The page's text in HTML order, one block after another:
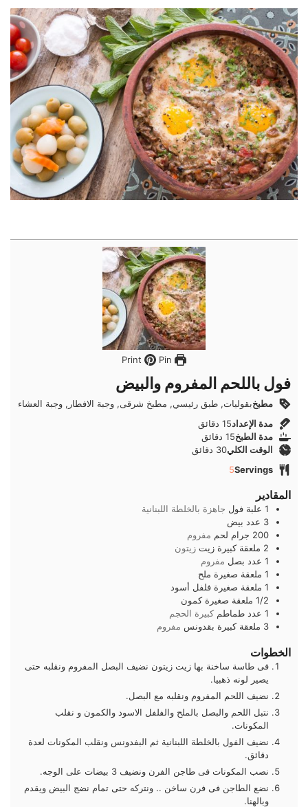
Pin
فول باللحم المفروم والبيض
مطبخبقوليات, طبق رئيسي, مطبخ شرقى, وجبة الافطار, وجبة العشاء
مدة الإعداد15دقائق
دقائق
مدة الطبخ15دقائق
دقائق
الوقت الكلي30 دقائق
دقائق
Servings
5
المقادير
1 علبة فول جاهزة بالخلطة اللبنانية
3 عدد بيض
200 جرام لحم مفروم
2 ملعقة كبيرة زيت زيتون
1 عدد بصل مفروم
1 ملعقة صغيرة ملح
1 ملعقة صغيرة فلفل أسود
1/2 ملعقة صغيرة كمون
1 عدد طماطم كبيرة الحجم
3 ملعقة كبيرة بقدونس مفروم
الخطوات
فى طاسة ساخنة بها زيت زيتون نضيف البصل المفروم ونقلبه حتى
يصير لونه ذهبيا.
نضيف اللحم المفروم ونقلبه مع البصل.
نتبل اللحم والبصل بالملح والفلفل الاسود والكمون و نقلب
المكونات.
نضيف الفول بالخلطة اللبنانية ثم البفدونس ونقلب المكونات لعدة
دقائق.
نصب المكونات فى طاجن الفرن ونضيف 3 بيضات على الوجه.
نضع الطاجن فى فرن ساخن .. ونتركه حتى تمام نضج البيض ويقدم
وبالهنا.